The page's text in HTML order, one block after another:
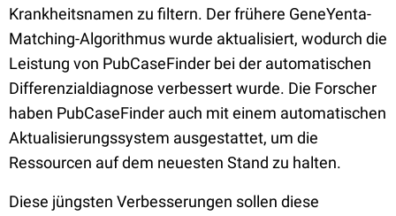
Krankheitsnamen zu filtern. Der frühere GeneYenta-
Matching-Algorithmus wurde aktualisiert, wodurch die
Leistung von PubCaseFinder bei der automatischen
Differenzialdiagnose verbessert wurde. Die Forscher
haben PubCaseFinder auch mit einem automatischen
Aktualisierungssystem ausgestattet, um die
Ressourcen auf dem neuesten Stand zu halten.
Diese jüngsten Verbesserungen sollen diese